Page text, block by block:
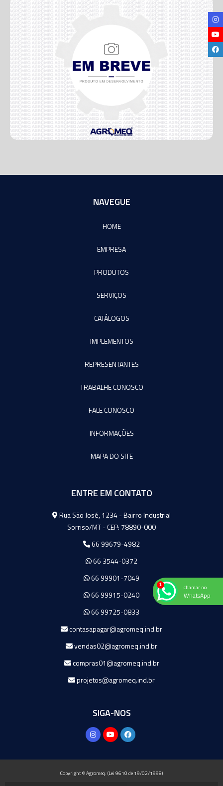
NAVEGUE
HOME
EMPRESA
PRODUTOS
SERVIÇOS
CATÁLOGOS
IMPLEMENTOS
REPRESENTANTES
TRABALHE CONOSCO
FALE CONOSCO
INFORMAÇÕES
MAPA DO SITE
ENTRE EM CONTATO
Agromeq
Rua São José, 1234 - Bairro Industrial
Sorriso/MT - CEP: 78890-000
66 99679-4982
66 3544-0372
66 99901-7049
66 99915-0240
66 99725-0833
contasapagar@agromeq.ind.br
vendas02@agromeq.ind.br
compras01@agromeq.ind.br
projetos@agromeq.ind.br
SIGA-NOS
Copyright © Agromeq. (Lei 9610 de 19/02/1998)
chamar no
WhatsApp